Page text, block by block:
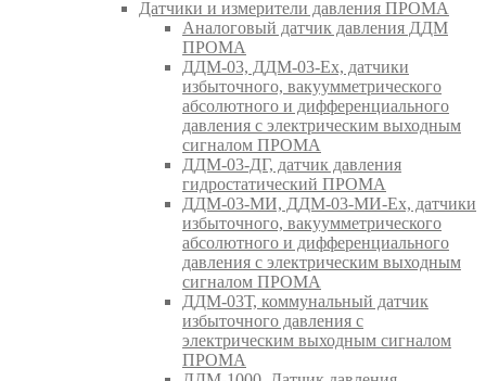
Датчики и измерители давления ПРОМА
Аналоговый датчик давления ДДМ
ПРОМА
ДДМ-03, ДДМ-03-Ех, датчики
избыточного, вакуумметрического
абсолютного и дифференциального
давления с электрическим выходным
сигналом ПРОМА
ДДМ-03-ДГ, датчик давления
гидростатический ПРОМА
ДДМ-03-МИ, ДДМ-03-МИ-Ех, датчики
избыточного, вакуумметрического
абсолютного и дифференциального
давления с электрическим выходным
сигналом ПРОМА
ДДМ-03Т, коммунальный датчик
избыточного давления с
электрическим выходным сигналом
ПРОМА